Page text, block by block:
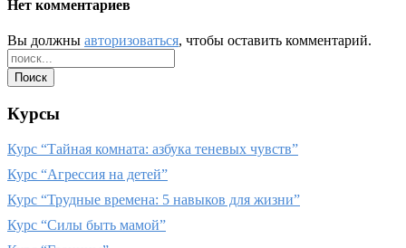
Нет комментариев
Вы должны авторизоваться, чтобы оставить комментарий.
Курсы
Курс “Тайная комната: азбука теневых чувств”
Курс “Агрессия на детей”
Курс “Трудные времена: 5 навыков для жизни”
Курс “Силы быть мамой”